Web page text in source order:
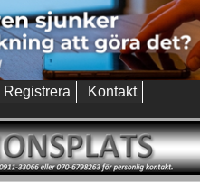
Registrera Kontakt